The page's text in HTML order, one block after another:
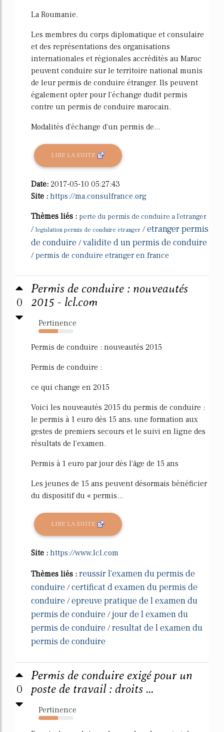
La Roumanie.
Les membres du corps diplomatique et consulaire
et des représentations des organisations
internationales et régionales accrédités au Maroc
peuvent conduire sur le territoire national munis
de leur permis de conduire étranger. Ils peuvent
également opter pour l'échange dudit permis
contre un permis de conduire marocain.
Modalités d'échange d'un permis de...
LIRE LA SUITE
Date: 2017-05-10 05:27:43
Site : https://ma.consulfrance.org
Thèmes liés : perte du permis de conduire a l'etranger
/ legislation permis de conduire etranger /etranger permis
de conduire /validite d un permis de conduire
/permis de conduire etranger en france
0
Permis de conduire : nouveautés
2015 - lcl.com
Pertinence
56%
Permis de conduire : nouveautés 2015
Permis de conduire :
ce qui change en 2015
Voici les nouveautés 2015 du permis de conduire :
le permis à 1 euro dès 15 ans, une formation aux
gestes de premiers secours et le suivi en ligne des
résultats de l'examen.
Permis à 1 euro par jour dès l'âge de 15 ans
Les jeunes de 15 ans peuvent désormais bénéficier
du dispositif du « permis...
LIRE LA SUITE
Site : https://www.lcl.com
Thèmes liés : reussir l'examen du permis de
conduire /certificat d examen du permis de
conduire /epreuve pratique de l examen du
permis de conduire /jour de l examen du
permis de conduire /resultat de l examen du
permis de conduire
0
Permis de conduire exigé pour un
poste de travail : droits ...
Pertinence
55%